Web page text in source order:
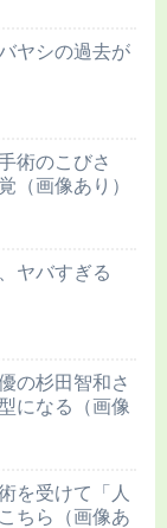
ヤシの過去が
術のこびさ
（画像あり）
ヤバすぎる
の杉田智和さ
になる（画像
を受けて「人
ちら（画像あ